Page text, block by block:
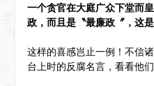
一个贪官在大庭广众下堂而
政，而且是〝最廉政〞，这
这样的喜感岂止一例！不信
台上时的反腐名言，看看他